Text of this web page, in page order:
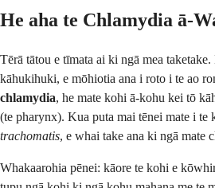
He aha te Chlamydia ā-
Tērā tātou e tīmata ai ki ngā mea
kāhukihuki, e mōhiotia ana i roto i te ao
chlamydia, he mate kohi ā-kohu kei tō
(te pharynx). Kua puta mai tēnei mate i te
trachomatis, e whai take ana ki ngā mate
Whakaarohia pēnei: kāore te kohi e